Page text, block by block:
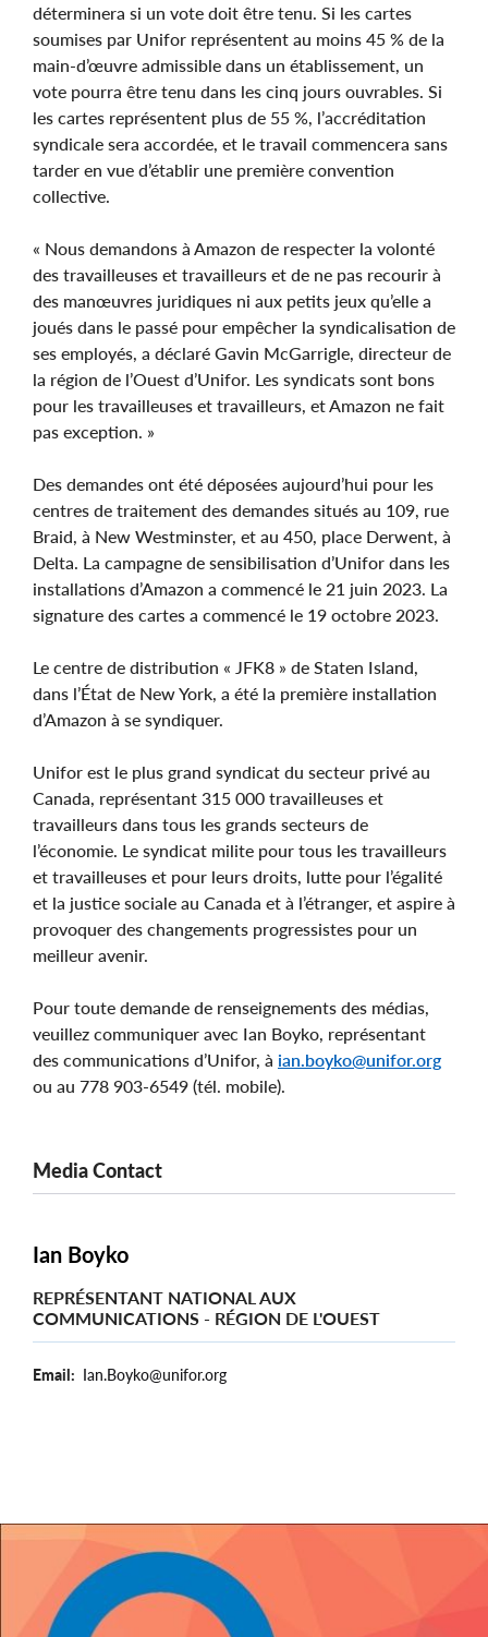
déterminera si un vote doit être tenu. Si les cartes
soumises par Unifor représentent au moins 45 % de la
main-d’œuvre admissible dans un établissement, un
vote pourra être tenu dans les cinq jours ouvrables. Si
les cartes représentent plus de 55 %, l’accréditation
syndicale sera accordée, et le travail commencera sans
tarder en vue d’établir une première convention
collective.
« Nous demandons à Amazon de respecter la volonté
des travailleuses et travailleurs et de ne pas recourir à
des manœuvres juridiques ni aux petits jeux qu’elle a
joués dans le passé pour empêcher la syndicalisation de
ses employés, a déclaré Gavin McGarrigle, directeur de
la région de l’Ouest d’Unifor. Les syndicats sont bons
pour les travailleuses et travailleurs, et Amazon ne fait
pas exception. »
Des demandes ont été déposées aujourd’hui pour les
centres de traitement des demandes situés au 109, rue
Braid, à New Westminster, et au 450, place Derwent, à
Delta. La campagne de sensibilisation d’Unifor dans les
installations d’Amazon a commencé le 21 juin 2023. La
signature des cartes a commencé le 19 octobre 2023.
Le centre de distribution « JFK8 » de Staten Island,
dans l’État de New York, a été la première installation
d’Amazon à se syndiquer.
Unifor est le plus grand syndicat du secteur privé au
Canada, représentant 315 000 travailleuses et
travailleurs dans tous les grands secteurs de
l’économie. Le syndicat milite pour tous les travailleurs
et travailleuses et pour leurs droits, lutte pour l’égalité
et la justice sociale au Canada et à l’étranger, et aspire à
provoquer des changements progressistes pour un
meilleur avenir.
Pour toute demande de renseignements des médias,
veuillez communiquer avec Ian Boyko, représentant
des communications d’Unifor, à ian.boyko@unifor.org
ou au 778 903-6549 (tél. mobile).
Media Contact
Ian Boyko
REPRÉSENTANT NATIONAL AUX
COMMUNICATIONS - RÉGION DE L'OUEST
Email Ian.Boyko@unifor.org